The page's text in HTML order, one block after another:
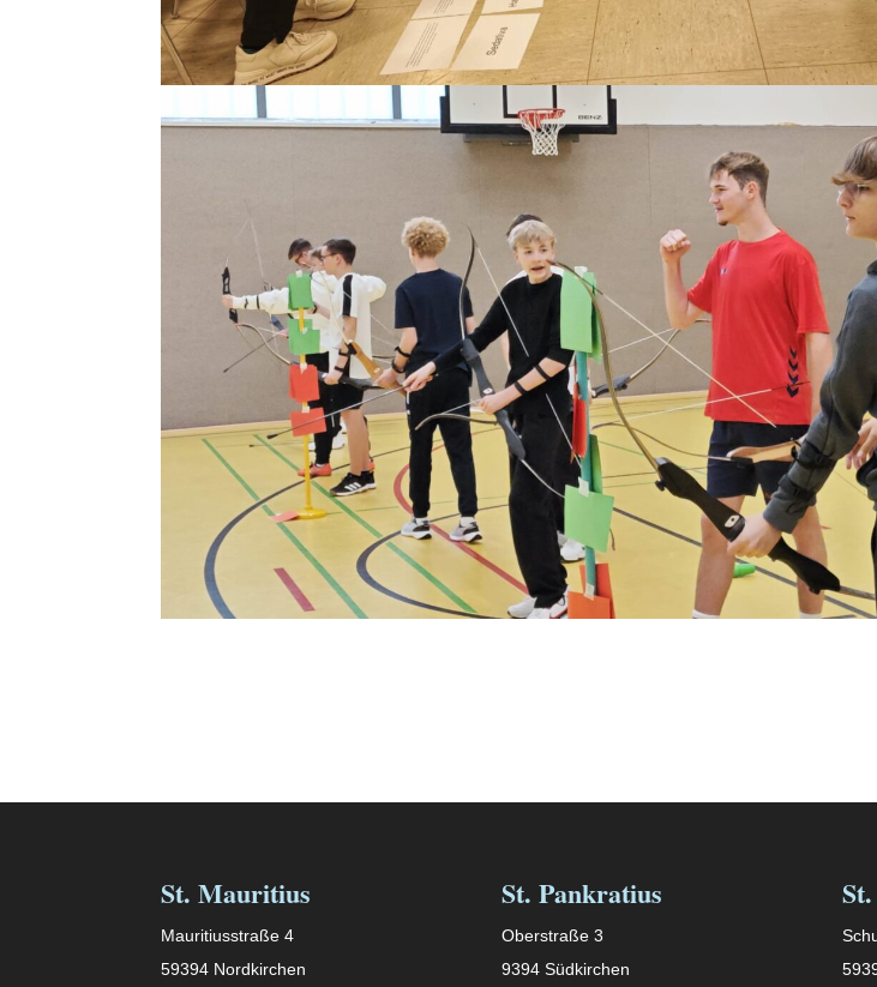
St. Mauritius
Mauritiusstraße 4
59394 Nordkirchen
St. Pankratius
Oberstraße 3
9394 Südkirchen